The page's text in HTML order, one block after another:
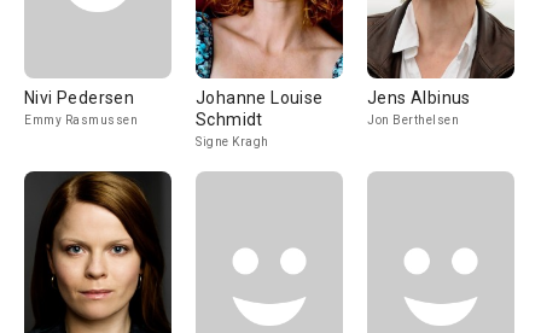
Nivi Pedersen
Emmy Rasmussen
Johanne Louise
Schmidt
Signe Kragh
Jens Albinus
Jon Berthelsen